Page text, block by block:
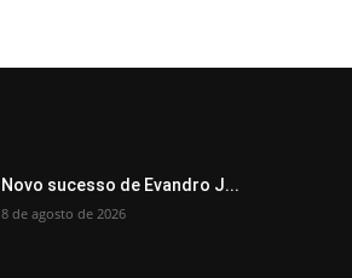
Novo sucesso de Evandro J...
8 de agosto de 2026